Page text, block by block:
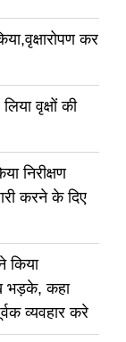
कर
वृक्षों की
निरीक्षण
करने के दिए
किया
भड़के, कहा
व्यवहार करे